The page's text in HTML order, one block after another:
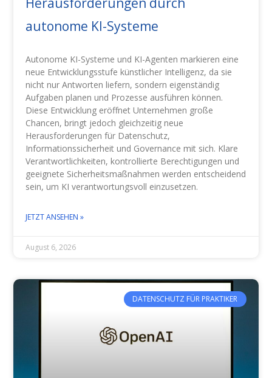
autonome KI-Systeme
Autonome KI-Systeme und KI-Agenten markieren eine
neue Entwicklungsstufe künstlicher Intelligenz, da sie
nicht nur Antworten liefern, sondern eigenständig
Aufgaben planen und Prozesse ausführen können.
Diese Entwicklung eröffnet Unternehmen große
Chancen, bringt jedoch gleichzeitig neue
Herausforderungen für Datenschutz,
Informationssicherheit und Governance mit sich. Klare
Verantwortlichkeiten, kontrollierte Berechtigungen und
geeignete Sicherheitsmaßnahmen werden entscheidend
sein, um KI verantwortungsvoll einzusetzen.
JETZT ANSEHEN »
August 6, 2026
DATENSCHUTZ FÜR PRAKTIKER